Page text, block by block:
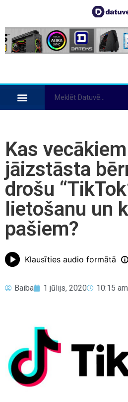
Kas
jāizstāsta
drošu
lietošanu un
pašiem?
Klausīties audio formātā
Baiba 1 jūlijs, 2020 10:15 am